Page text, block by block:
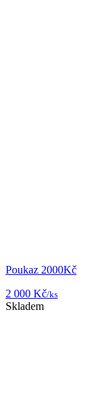
Poukaz 2000Kč
2 000 Kč/ks
Skladem